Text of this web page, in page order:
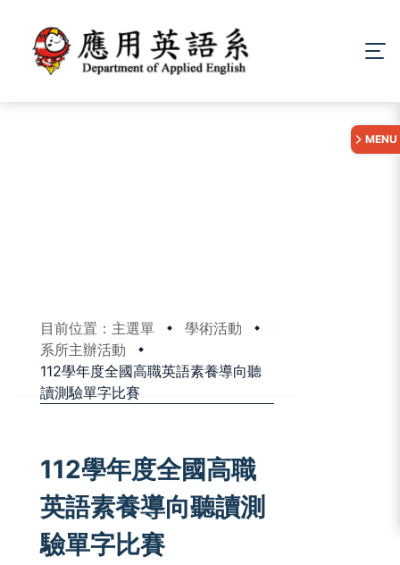
目前位置：主選單
學術活動
系所主辦活動
112學年度全國高職英語素養導向聽
讀測驗單字比賽
MENU
112學年度全國高職
英語素養導向聽讀測
驗單字比賽